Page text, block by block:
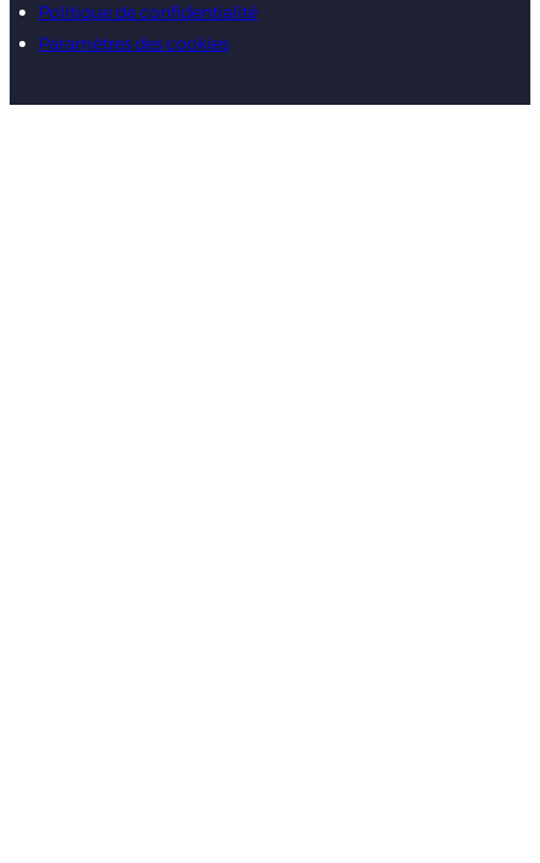
Politique de confidentialité
Paramètres des cookies